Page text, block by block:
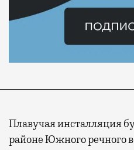
Плавучая инсталляция
районе Южного речного